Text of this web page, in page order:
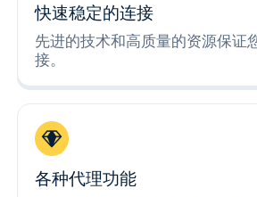
快速稳定的连接
先进的技术和高质量的资源保证
接。
各种代理功能